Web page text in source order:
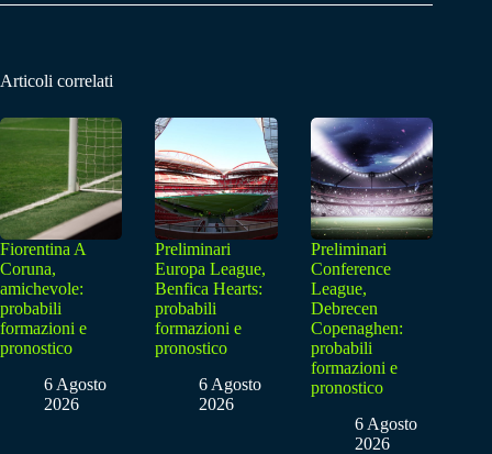
Articoli correlati
Fiorentina A
Coruna,
amichevole:
probabili
formazioni e
pronostico
6 Agosto
2026
Preliminari
Europa League,
Benfica Hearts:
probabili
formazioni e
pronostico
6 Agosto
2026
Preliminari
Conference
League,
Debrecen
Copenaghen:
probabili
formazioni e
pronostico
6 Agosto
2026